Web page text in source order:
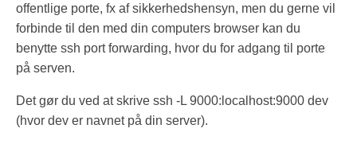
offentlige porte, fx af sikkerhedshensyn, men du gerne vil
forbinde til den med din computers browser kan du
benytte ssh port forwarding, hvor du for adgang til porte
på serven.
Det gør du ved at skrive ssh -L 9000:localhost:9000 dev
(hvor dev er navnet på din server).